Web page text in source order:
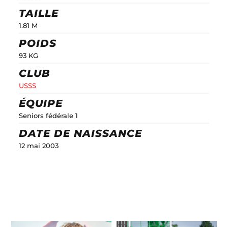
TAILLE
1.81 M
POIDS
93 KG
CLUB
USSS
ÉQUIPE
Seniors fédérale 1
DATE DE NAISSANCE
12 mai 2003